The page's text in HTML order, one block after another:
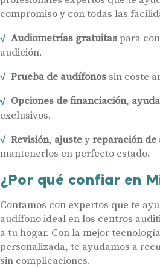
compromiso y con todas las
Audiometrías gratuitaspara
audición.
Prueba de audífonossin coste
Opciones de financiación,
exclusivos.
Revisión, ajusteyreparación de
mantenerlos en perfecto estado.
¿Por qué confiar en
Contamos con expertos que te
audífono ideal en los centros
a tu hogar. Con la mejor
personalizada, te ayudamos a
sin complicaciones.